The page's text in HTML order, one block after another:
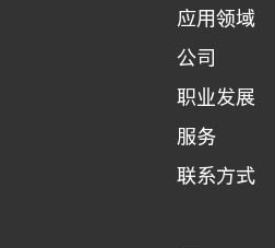
应用领域
公司
职业发展
服务
联系方式